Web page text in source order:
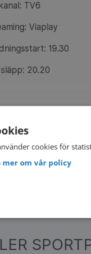
TV6
Viaplay
19.30
20.20
PÅ TV4 PLAY
cookies för
mer om vår policy